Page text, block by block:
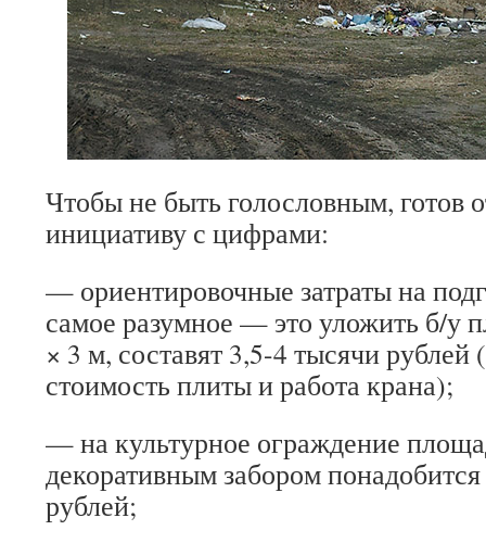
Чтобы не быть голословным, готов
инициативу с цифрами:
— ориентировочные затраты на
самое разумное — это уложить б/у
× 3 м, составят 3,5-4 тысячи рублей
стоимость плиты и работа крана);
— на культурное ограждение
декоративным забором
рублей;